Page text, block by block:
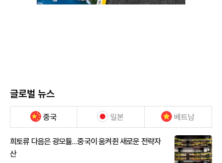
글로벌 뉴스
중국 일본 베트남
희토류 다음은 광모듈…중국이 움켜쥔 새로운 전략자
산